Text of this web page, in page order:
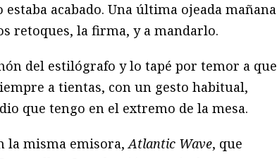
acabado. Una última ojeada mañana
retoques, la firma, y a mandarlo.
del estilógrafo y lo tapé por temor a que
a tientas, con un gesto habitual,
que tengo en el extremo de la mesa.
la misma emisora,Atlantic Wave, que